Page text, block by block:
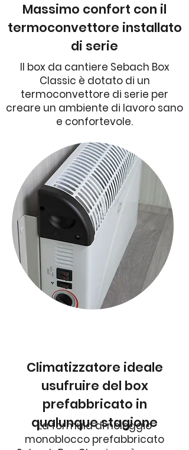
Massimo confort con il
termoconvettore installato
di serie
Il box da cantiere Sebach Box
Classic è dotato di un
termoconvettore di serie per
creare un ambiente di lavoro sano
e confortevole.
La formula di noleggio
monoblocco prefabbricato
Climatizzatore ideale
usufruire del box
prefabbricato in
qualunque stagione